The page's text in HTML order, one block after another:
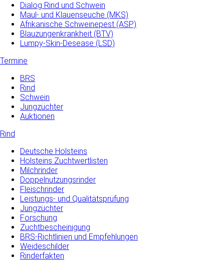
Dialog Rind und Schwein
Maul- und­ Klauenseuche­ (MKS)
Afrikanische Schweinepest (ASP)
Blauzungenkrankheit (BTV)
Lumpy-Skin-Desease (LSD)
Termine
BRS
Rind
Schwein
Jungzüchter
Auktionen
Rind
Deutsche Holsteins
Holsteins Zuchtwertlisten
Milchrinder
Doppelnutzungsrinder
Fleischrinder
Leistungs- und Qualitätsprüfung
Jungzüchter
Forschung
Zuchtbescheinigung
BRS-Richtlinien und Empfehlungen
Weideschilder
Rinderfakten